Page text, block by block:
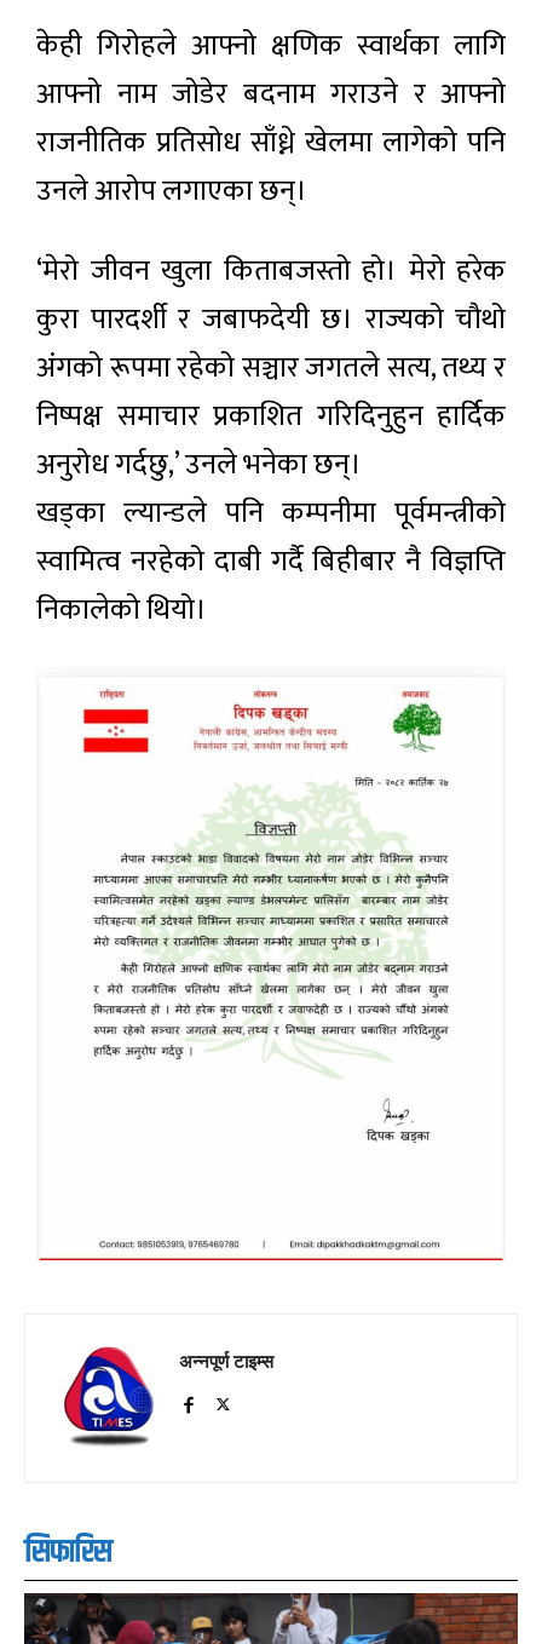
केही गिरोहले आफ्नो क्षणिक स्वार्थका लागि
आफ्नो नाम जोडेर बदनाम गराउने र आफ्नो
राजनीतिक प्रतिसोध साँध्ने खेलमा लागेको पनि
उनले आरोप लगाएका छन्।
‘मेरो जीवन खुला किताबजस्तो हो। मेरो हरेक
कुरा पारदर्शी र जबाफदेयी छ। राज्यको चौथो
अंगको रूपमा रहेको सञ्चार जगतले सत्य, तथ्य र
निष्पक्ष समाचार प्रकाशित गरिदिनुहुन हार्दिक
अनुरोध गर्दछु,’ उनले भनेका छन्।
खड्का ल्यान्डले पनि कम्पनीमा पूर्वमन्त्रीको
स्वामित्व नरहेको दाबी गर्दै बिहीबार नै विज्ञप्ति
निकालेको थियो।
अन्नपूर्ण टाइम्स
सिफारिस